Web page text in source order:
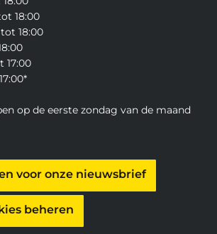
18:00
18:00
17:00
op de eerste zondag van de maand
voor onze nieuwsbrief
beheren